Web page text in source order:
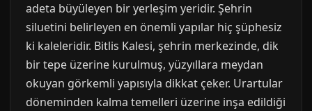
adeta büyüleyen bir yerleşim yeridir. Şehrin
siluetini belirleyen en önemli yapılar hiç şüphesiz
ki kaleleridir. Bitlis Kalesi, şehrin merkezinde, dik
bir tepe üzerine kurulmuş, yüzyıllara meydan
okuyan görkemli yapısıyla dikkat çeker. Urartular
döneminden kalma temelleri üzerine inşa edildiği